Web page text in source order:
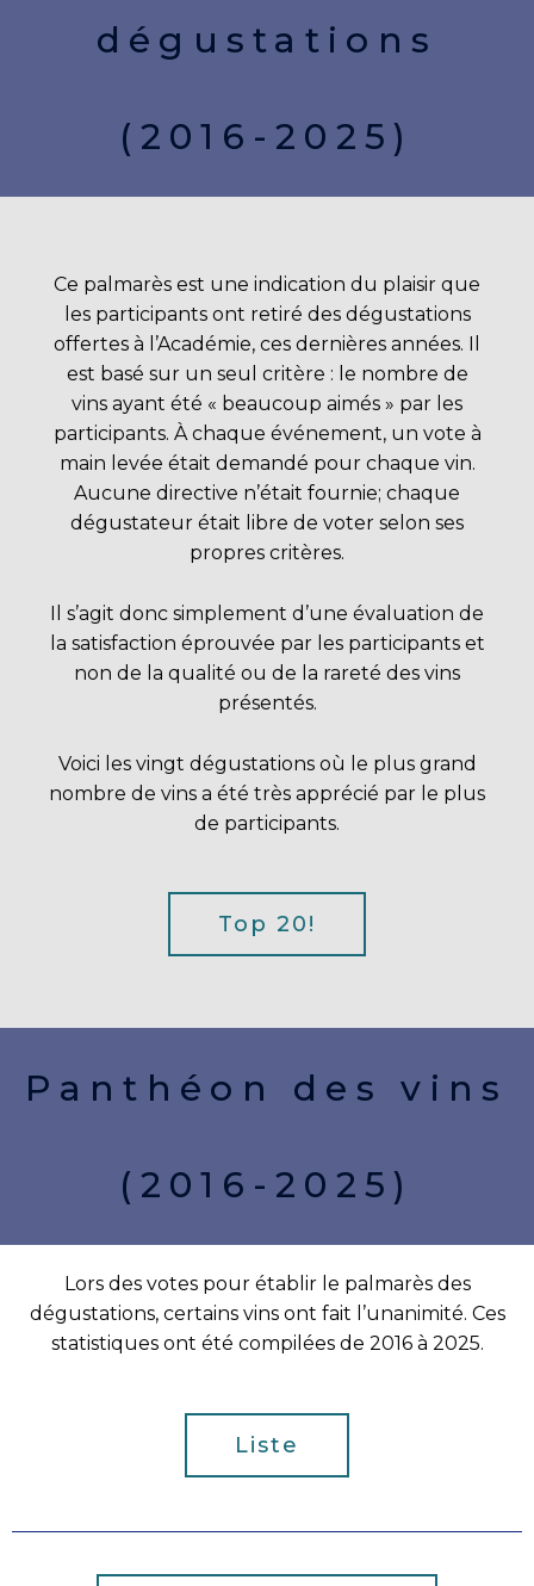
dégustations
(2016-2025)
Ce palmarès est une indication du plaisir que
les participants ont retiré des dégustations
offertes à l’Académie, ces dernières années. Il
est basé sur un seul critère : le nombre de
vins ayant été « beaucoup aimés » par les
participants. À chaque événement, un vote à
main levée était demandé pour chaque vin.
Aucune directive n’était fournie; chaque
dégustateur était libre de voter selon ses
propres critères.
Il s’agit donc simplement d’une évaluation de
la satisfaction éprouvée par les participants et
non de la qualité ou de la rareté des vins
présentés.
Voici les vingt dégustations où le plus grand
nombre de vins a été très apprécié par le plus
de participants.
Top 20!
Panthéon des vins
(2016-2025)
Lors des votes pour établir le palmarès des
dégustations, certains vins ont fait l’unanimité. Ces
statistiques ont été compilées de 2016 à 2025.
Liste